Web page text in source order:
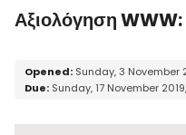
Αξιολόγηση
Blocks
Completion requirements
Opened: Sunday, 3 November
Due: Sunday, 17 November 2019,